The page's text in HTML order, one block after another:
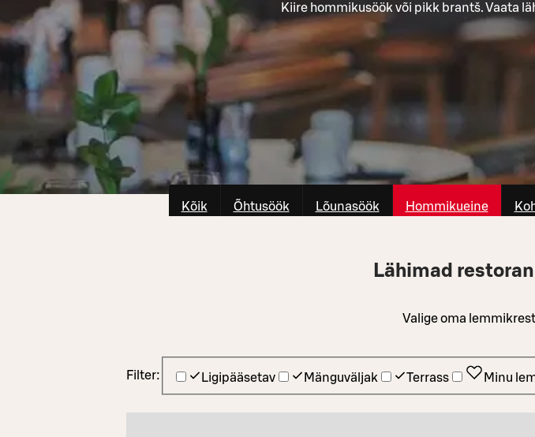
Kiire hommikusöök või pikk brantš. Vaata
Kõik Õhtusöök Lõunasöök Hommikueine
Lähimad
Valige oma
Filter: Ligipääsetav Mänguväljak Terrass Minu